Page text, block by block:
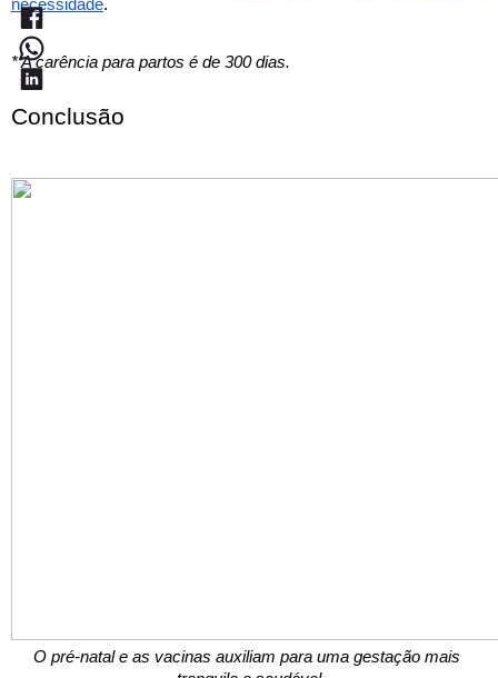
necessidade.
* A carência para partos é de 300 dias.
Conclusão
O pré-natal e as vacinas auxiliam para uma gestação mais